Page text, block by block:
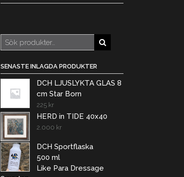
Sök
efter:
SENASTE INLAGDA PRODUKTER
DCH LJUSLYKTA GLAS 8
cm Star Born
225 kr
HERD in TIDE 40x40
2.000 kr
DCH Sportflaska
500 ml
Like Para Dressage